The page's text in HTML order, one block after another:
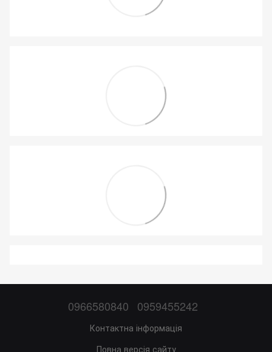
0966580840 0959455242
Контактна інформація
Повна версія сайту